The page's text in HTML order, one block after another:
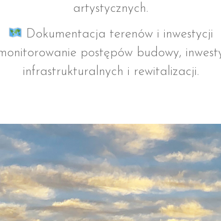
artystycznych.
Dokumentacja terenów i inwestycji
postępów budowy,
infrastrukturalnych i rewitalizacji.